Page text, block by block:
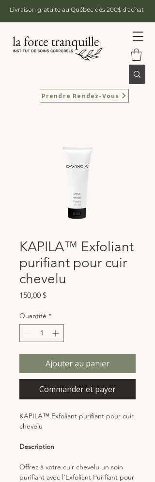
Livraison gratuite au Québec dès 200$ d'achat
Prendre Rendez-Vous
KAPILA™ Exfoliant
purifiant pour cuir
chevelu
150,00 $Prix
Quantité *
Ajouter au panier
Commander et payer
KAPILA™ Exfoliant purifiant pour cuir
chevelu
Description
Offrez à votre cuir chevelu un soin
purifiant avec l’Exfoliant Purifiant pour